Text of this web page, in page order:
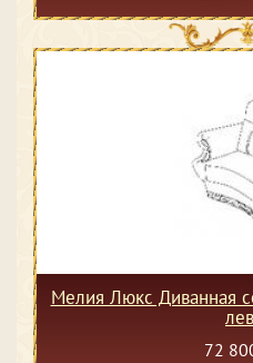
Мелия Люкс Диванная
72